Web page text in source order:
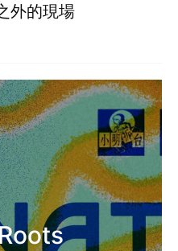
外的現場